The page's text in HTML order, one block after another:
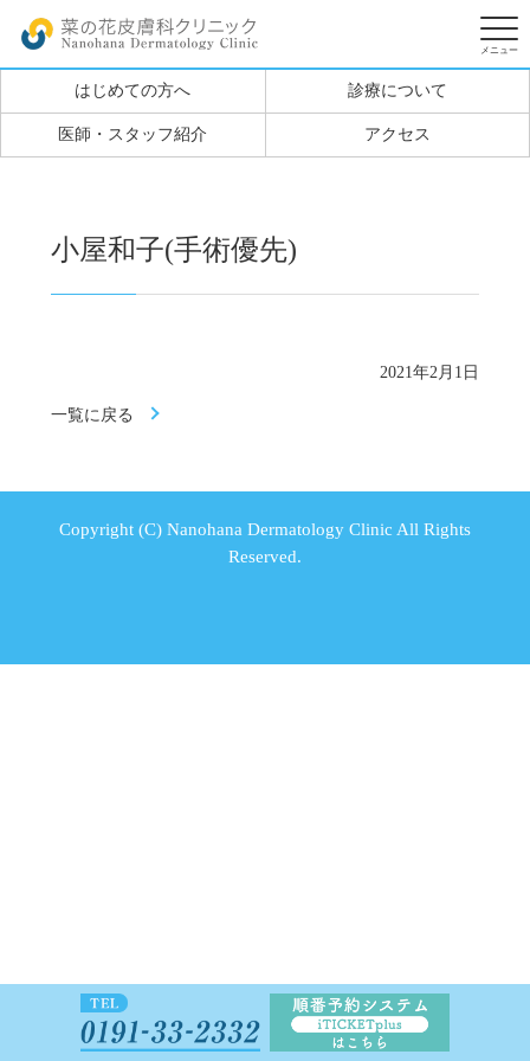
はじめての方へ 診療について
医師・スタッフ紹介 アクセス
小屋和子(手術優先)
2021年2月1日
一覧に戻る
Copyright (C) Nanohana Dermatology Clinic All Rights
Reserved.